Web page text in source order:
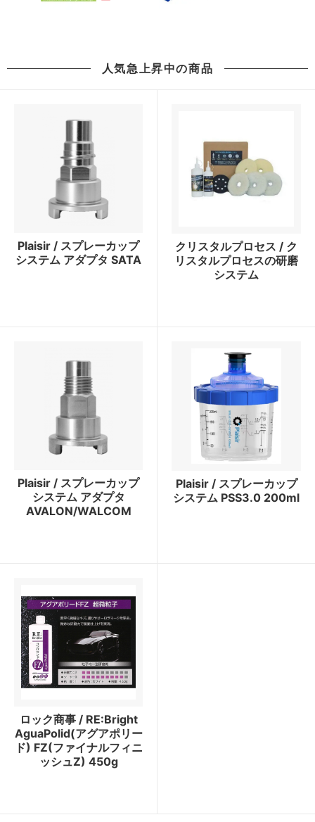
人気急上昇中の商品
Plaisir / スプレーカップ
システム アダプタ SATA
クリスタルプロセス / ク
リスタルプロセスの研磨
システム
Plaisir / スプレーカップ
システム アダプタ
AVALON/WALCOM
Plaisir / スプレーカップ
システム PSS3.0 200ml
ロック商事 / RE:Bright
AguaPolid(アグアポリー
ド) FZ(ファイナルフィニ
ッシュZ) 450g